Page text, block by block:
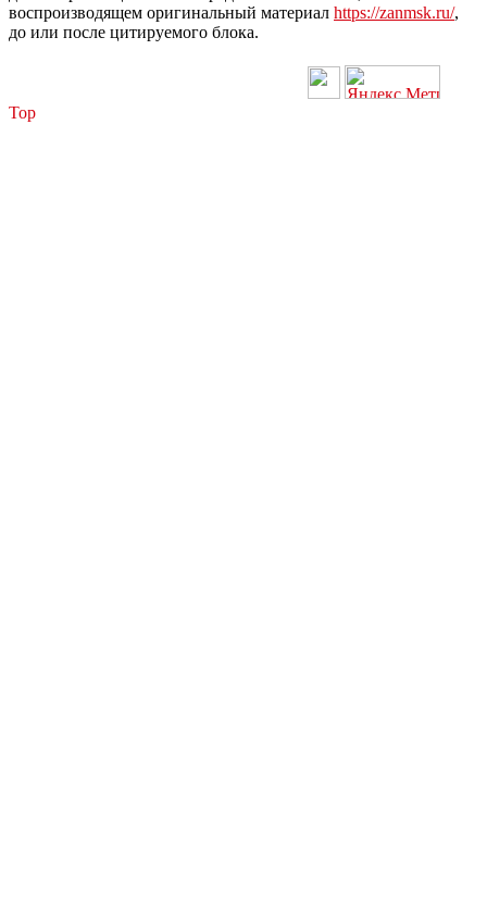
воспроизводящем оригинальный материал https://zanmsk.ru/,
до или после цитируемого блока.
Top